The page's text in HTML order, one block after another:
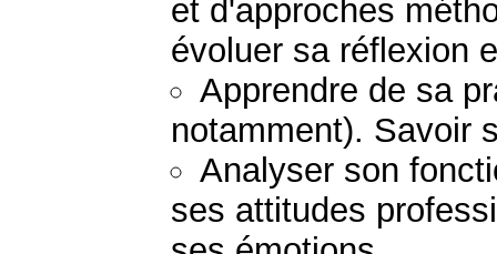
et d'approches
évoluer sa réflexion
Apprendre de sa
notamment). Savoir
Analyser son
ses attitudes